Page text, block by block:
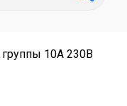
10А 230В